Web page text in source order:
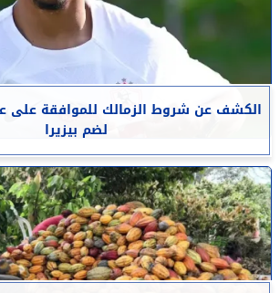
الكشف عن شروط الزمالك للموافقة على
لضم بيزيرا